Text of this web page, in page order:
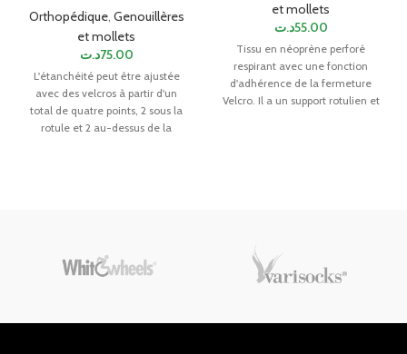
Orthopédique, Genouillères
et mollets
75.00د.ت
L'étanchéité peut être ajustée
avec des velcros à partir d'un
total de quatre points, 2 sous la
rotule et 2 au-dessus de la
et mollets
55.00د.ت
Tissu en néoprène perforé
respirant avec une fonction
d'adhérence de la fermeture
Velcro. Il a un support rotulien et